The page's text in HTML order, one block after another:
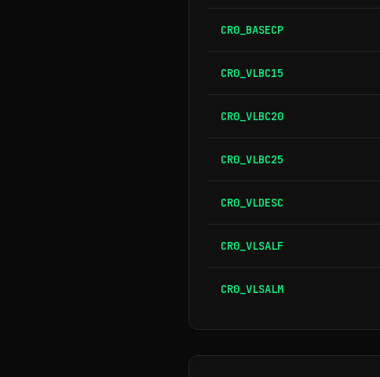
CR0_BASECP
CR0_VLBC15
CR0_VLBC20
CR0_VLBC25
CR0_VLDESC
CR0_VLSALF
CR0_VLSALM